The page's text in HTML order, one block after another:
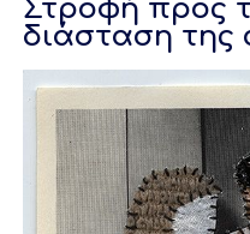
Στροφή προς
διάσταση της